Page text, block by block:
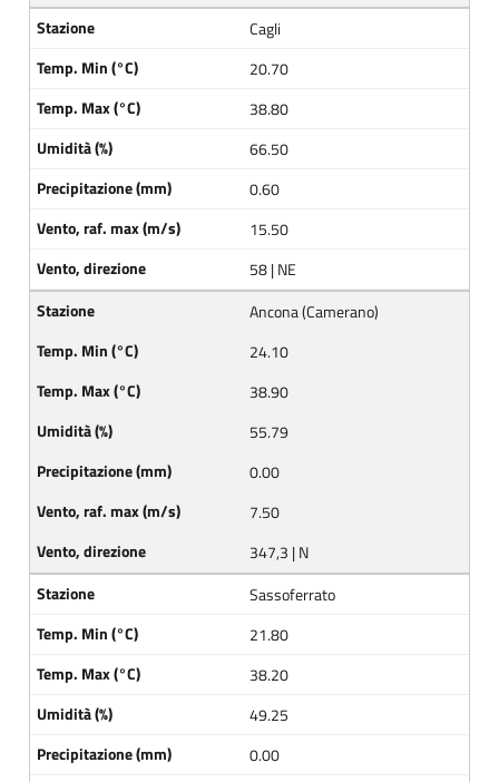
Cagli
20.70
38.80
66.50
0.60
15.50
58 | NE
Ancona (Camerano)
24.10
38.90
55.79
0.00
7.50
347,3 | N
Sassoferrato
21.80
38.20
49.25
0.00